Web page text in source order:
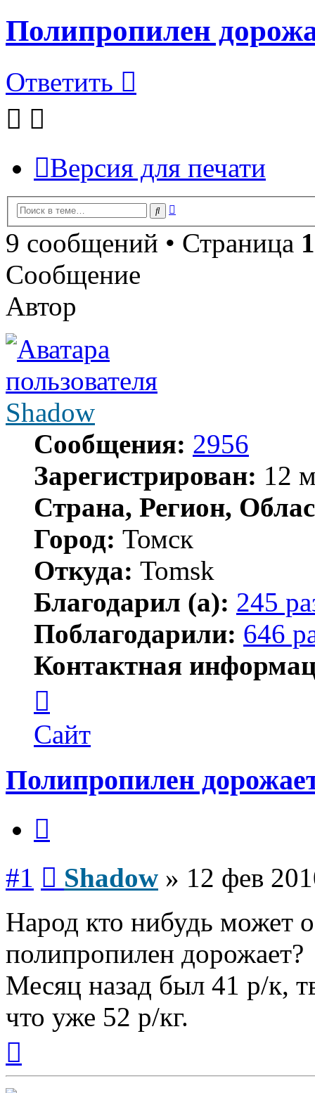
Полипропилен
Ответить
Версия для печати
Поиск
9 сообщений • Страница 1
Сообщение
Автор
Shadow
Сообщения: 2956
Зарегистрирован: 12
Страна, Регион,
Город: Томск
Откуда: Tomsk
Благодарил (а): 245
Поблагодарили: 646
Контактная
пользователя
Shadow
Сайт
Полипропилен
#1 Shadow » 12 фев
Народ кто нибудь может
полипропилен дорожает?
Месяц назад был 41 р/к,
что уже 52 р/кг.
началу